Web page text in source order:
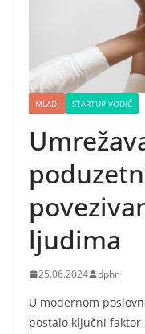
MLADI STARTUP VODIČ
ljudima
25.06.2024 dphr
U modernom
postalo ključni